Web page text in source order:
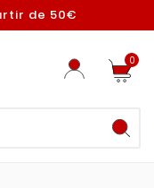
de 50€
0